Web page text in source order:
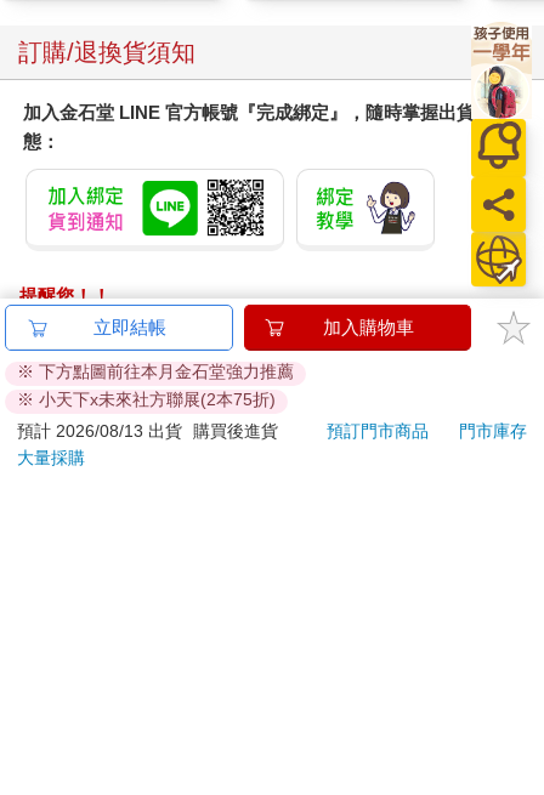
訂購/退換貨須知
加入金石堂 LINE 官方帳號『完成綁定』，隨時掌握出貨動
態：
提醒您！！
金石堂及銀行均不會請您操作ATM! 如接獲電話要求您前往
ATM提款機，請不要聽從指示，以免受騙上當！
退換貨須知：
**提醒您，鑑賞期不等於試用期，退回商品須為全新狀態**
依據「消費者保護法」第19條及行政院消費者保護處公告之
立即結帳 加入購物車
※ 下方點圖前往本月金石堂強力推薦
※ 小天下x未來社方聯展(2本75折)
預計 2026/08/13 出貨
購買後進貨 預訂門市商品
門市庫存
大量採購